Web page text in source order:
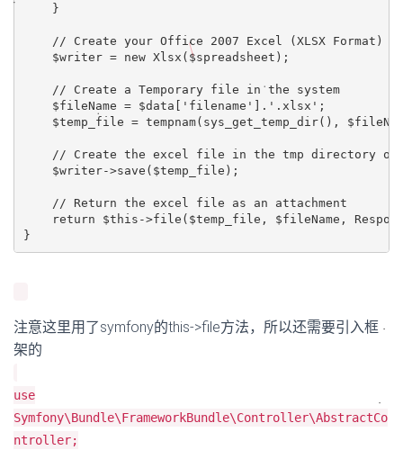
    }
$writer = new Xlsx($spreadsheet);
// Create a Temporary file in the system
$fileName = $data[ 'filename' ] . '.xlsx' ;
    $temp_file
= tempnam(sys_get_temp_dir(),
$writer->save($temp_file);
return $this ->file($temp_file, $fileName,
}
注意这里用了symfony的this->file方法，所以还需要引入框
架的
use
Symfony\Bundle\FrameworkBundle\Controller\AbstractCo
ntroller;